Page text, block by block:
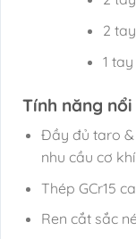
2
1
Tính năng
Đầy đủ taro &
nhu cầu cơ khí
Thép GCr15
Ren cắt sắc